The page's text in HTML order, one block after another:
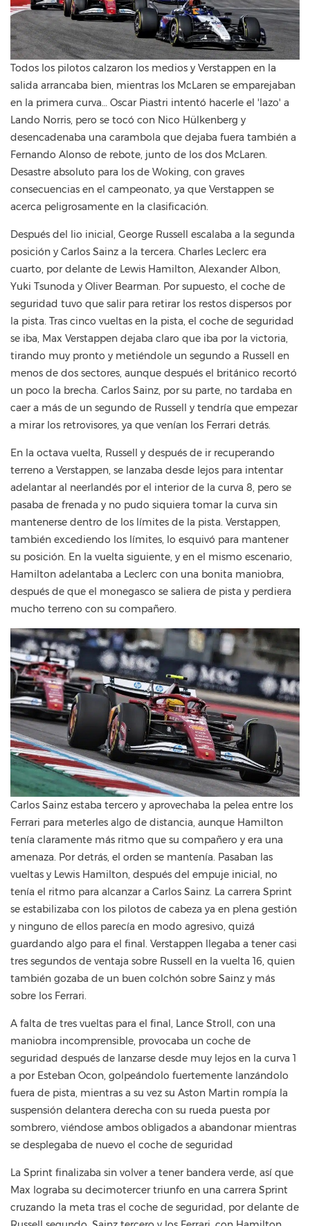
Todos los pilotos calzaron los medios y Verstappen en la
salida arrancaba bien, mientras los McLaren se emparejaban
en la primera curva… Oscar Piastri intentó hacerle el 'lazo' a
Lando Norris, pero se tocó con Nico Hülkenberg y
desencadenaba una carambola que dejaba fuera también a
Fernando Alonso de rebote, junto de los dos McLaren.
Desastre absoluto para los de Woking, con graves
consecuencias en el campeonato, ya que Verstappen se
acerca peligrosamente en la clasificación.
Después del lio inicial, George Russell escalaba a la segunda
posición y Carlos Sainz a la tercera. Charles Leclerc era
cuarto, por delante de Lewis Hamilton, Alexander Albon,
Yuki Tsunoda y Oliver Bearman. Por supuesto, el coche de
seguridad tuvo que salir para retirar los restos dispersos por
la pista. Tras cinco vueltas en la pista, el coche de seguridad
se iba, Max Verstappen dejaba claro que iba por la victoria,
tirando muy pronto y metiéndole un segundo a Russell en
menos de dos sectores, aunque después el británico recortó
un poco la brecha. Carlos Sainz, por su parte, no tardaba en
caer a más de un segundo de Russell y tendría que empezar
a mirar los retrovisores, ya que venían los Ferrari detrás.
En la octava vuelta, Russell y después de ir recuperando
terreno a Verstappen, se lanzaba desde lejos para intentar
adelantar al neerlandés por el interior de la curva 8, pero se
pasaba de frenada y no pudo siquiera tomar la curva sin
mantenerse dentro de los límites de la pista. Verstappen,
también excediendo los límites, lo esquivó para mantener
su posición. En la vuelta siguiente, y en el mismo escenario,
Hamilton adelantaba a Leclerc con una bonita maniobra,
después de que el monegasco se saliera de pista y perdiera
mucho terreno con su compañero.
Carlos Sainz estaba tercero y aprovechaba la pelea entre los
Ferrari para meterles algo de distancia, aunque Hamilton
tenía claramente más ritmo que su compañero y era una
amenaza. Por detrás, el orden se mantenía. Pasaban las
vueltas y Lewis Hamilton, después del empuje inicial, no
tenía el ritmo para alcanzar a Carlos Sainz. La carrera Sprint
se estabilizaba con los pilotos de cabeza ya en plena gestión
y ninguno de ellos parecía en modo agresivo, quizá
guardando algo para el final. Verstappen llegaba a tener casi
tres segundos de ventaja sobre Russell en la vuelta 16, quien
también gozaba de un buen colchón sobre Sainz y más
sobre los Ferrari.
A falta de tres vueltas para el final, Lance Stroll, con una
maniobra incomprensible, provocaba un coche de
seguridad después de lanzarse desde muy lejos en la curva 1
a por Esteban Ocon, golpeándolo fuertemente lanzándolo
fuera de pista, mientras a su vez su Aston Martin rompía la
suspensión delantera derecha con su rueda puesta por
sombrero, viéndose ambos obligados a abandonar mientras
se desplegaba de nuevo el coche de seguridad
La Sprint finalizaba sin volver a tener bandera verde, así que
Max lograba su decimotercer triunfo en una carrera Sprint
cruzando la meta tras el coche de seguridad, por delante de